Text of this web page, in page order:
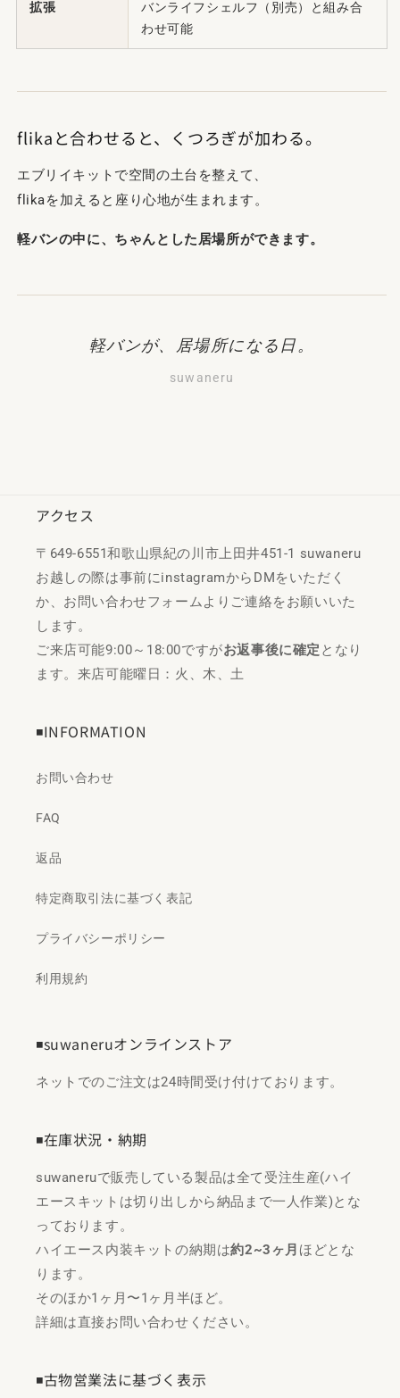
拡張
バンライフシェルフ（別売）と組み合
わせ可能
flikaと合わせると、くつろぎが加わる。
エブリイキットで空間の土台を整えて、
flikaを加えると座り心地が生まれます。
軽バンの中に、ちゃんとした居場所ができます。
軽バンが、居場所になる日。
suwaneru
アクセス
〒649-6551和歌山県紀の川市上田井451-1 suwaneru
お越しの際は事前にinstagramからDMをいただく
か、お問い合わせフォームよりご連絡をお願いいた
します。
ご来店可能9:00～18:00ですがお返事後に確定 となり
ます。来店可能曜日：火、木、土
◾️INFORMATION
お問い合わせ
FAQ
返品
特定商取引法に基づく表記
プライバシーポリシー
利用規約
◾️suwaneruオンラインストア
ネットでのご注文は24時間受け付けております。
◾️在庫状況・納期
suwaneruで販売している製品は全て受注生産(ハイ
エースキットは切り出しから納品まで一人作業)とな
っております。
ハイエース内装キットの納期は約2~3ヶ月 ほどとな
ります。
そのほか1ヶ月〜1ヶ月半ほど。
詳細は直接お問い合わせください。
◾️古物営業法に基づく表示